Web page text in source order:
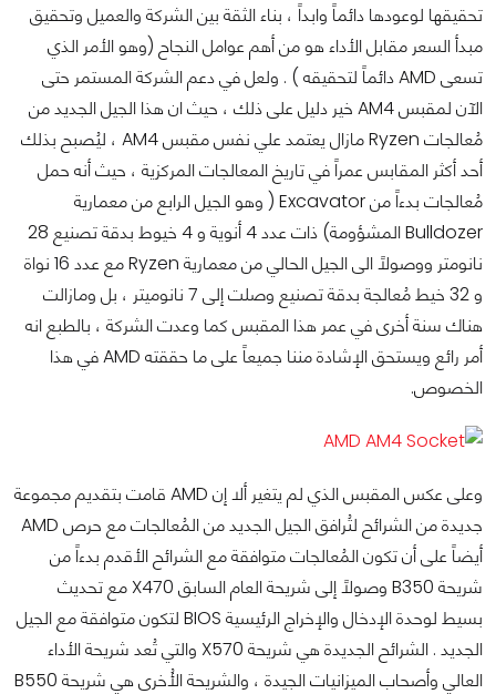
تحقيقها لوعودها دائماً وابداً ، بناء الثقة بين الشركة والعميل وتحقيق
مبدأ السعر مقابل الأداء هو من أهم عوامل النجاح (وهو الأمر الذي
تسعى AMD دائماً لتحقيقه ) . ولعل في دعم الشركة المستمر حتى
الآن لمقبس AM4 خير دليل على ذلك ، حيث ان هذا الجيل الجديد من
مُعالجات Ryzen مازال يعتمد علي نفس مقبس AM4 ، ليُصبح بذلك
أحد أكثر المقابس عمراً في تاريخ المعالجات المركزية ، حيث أنه حمل
مُعالجات بدءاً من Excavator ( وهو الجيل الرابع من معمارية
Bulldozer المشؤومة) ذات عدد 4 أنوية و 4 خيوط بدقة تصنيع 28
نانومتر ووصولاً الى الجيل الحالي من معمارية Ryzen مع عدد 16 نواة
و 32 خيط مُعالجة بدقة تصنيع وصلت إلى 7 نانوميتر ، بل ومازالت
هناك سنة أخرى في عمر هذا المقبس كما وعدت الشركة ، بالطبع انه
أمر رائع ويستحق الإشادة مننا جميعاً على ما حققته AMD في هذا
الخصوص.
وعلى عكس المقبس الذي لم يتغير ألا إن AMD قامت بتقديم مجموعة
جديدة من الشرائح لتُرافق الجيل الجديد من المُعالجات مع حرص AMD
أيضاً على أن تكون المُعالجات متوافقة مع الشرائح الأقدم بدءاً من
شريحة B350 وصولاً إلى شريحة العام السابق X470 مع تحديث
بسيط لوحدة الإدخال والإخراج الرئيسية BIOS لتكون متوافقة مع الجيل
الجديد . الشرائح الجديدة هي شريحة X570 والتي تُعد شريحة الأداء
العالي وأصحاب الميزانيات الجيدة ، والشريحة الأُخرى هي شريحة B550